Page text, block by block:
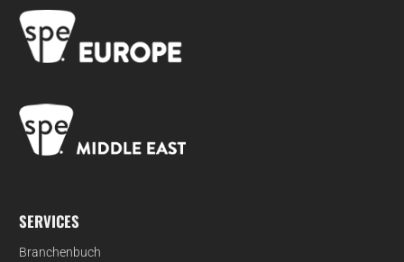
SERVICES
Branchenbuch